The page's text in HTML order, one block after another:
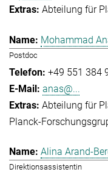
Abteilung für
Mohammad
Postdoc
+49 551 384
anas@...
Abteilung für
Planck-
Alina Arand-
Direktionsassistentin